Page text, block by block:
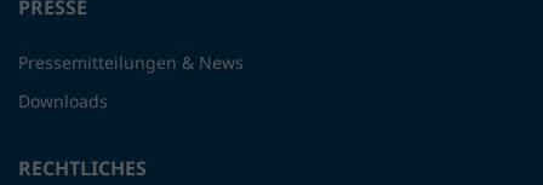
PRESSE
Pressemitteilungen & News
Downloads
RECHTLICHES